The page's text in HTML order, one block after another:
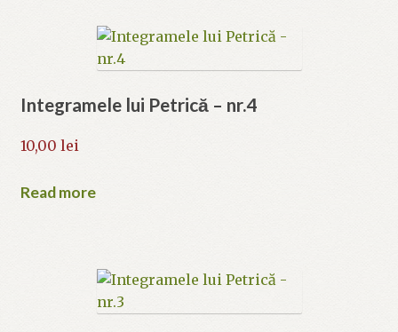
Integramele lui Petrică – nr.4
10,00 lei
Read more